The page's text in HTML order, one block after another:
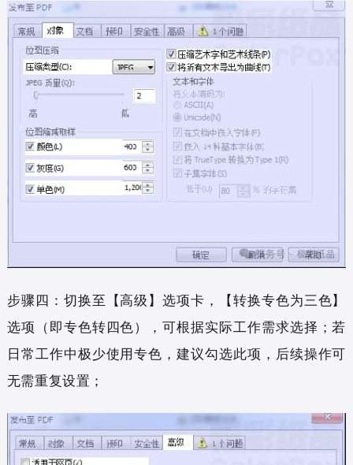
步骤四：切换至【高级】选项卡，【转换专色为三色】
选项（即专色转四色），可根据实际工作需求选择；若
日常工作中极少使用专色，建议勾选此项，后续操作可
无需重复设置；